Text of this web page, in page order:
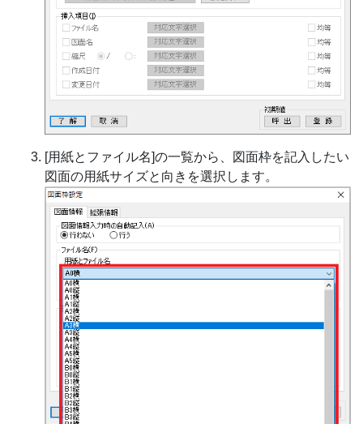
[用紙とファイル名]の一覧から、図面枠を記入したい
図面の用紙サイズと向きを選択します。